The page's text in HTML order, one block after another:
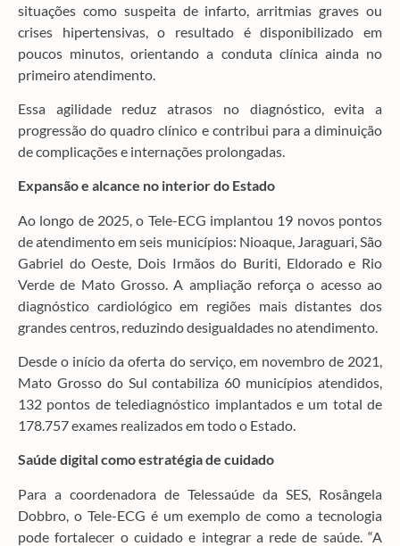
situações como suspeita de infarto, arritmias graves ou
crises hipertensivas, o resultado é disponibilizado em
poucos minutos, orientando a conduta clínica ainda no
primeiro atendimento.
Essa agilidade reduz atrasos no diagnóstico, evita a
progressão do quadro clínico e contribui para a diminuição
de complicações e internações prolongadas.
Expansão e alcance no interior do Estado
Ao longo de 2025, o Tele-ECG implantou 19 novos pontos
de atendimento em seis municípios: Nioaque, Jaraguari, São
Gabriel do Oeste, Dois Irmãos do Buriti, Eldorado e Rio
Verde de Mato Grosso. A ampliação reforça o acesso ao
diagnóstico cardiológico em regiões mais distantes dos
grandes centros, reduzindo desigualdades no atendimento.
Desde o início da oferta do serviço, em novembro de 2021,
Mato Grosso do Sul contabiliza 60 municípios atendidos,
132 pontos de telediagnóstico implantados e um total de
178.757 exames realizados em todo o Estado.
Saúde digital como estratégia de cuidado
Para a coordenadora de Telessaúde da SES, Rosângela
Dobbro, o Tele-ECG é um exemplo de como a tecnologia
pode fortalecer o cuidado e integrar a rede de saúde. “A